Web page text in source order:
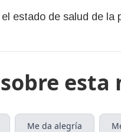
estado de salud de la
esta
Me da alegría